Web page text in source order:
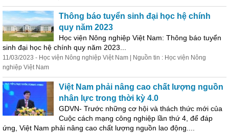
Thông báo tuyển sinh đại học hệ chính
quy năm 2023
Học viện Nông nghiệp Việt Nam: Thông báo tuyển
sinh đại học hệ chính quy năm 2023...
11/03/2023 - Học viện Nông nghiệp Việt Nam | Nguồn tin : Học viện Nông
nghiệp Việt Nam
Việt Nam phải nâng cao chất lượng nguồn
nhân lực trong thời kỳ 4.0
GDVN- Trước những cơ hội và thách thức mới của
Cuộc cách mạng công nghiệp lần thứ 4, để đáp
ứng, Việt Nam phải nâng cao chất lượng nguồn lao động....